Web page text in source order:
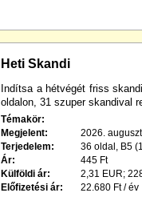
Heti Skandi
Indítsa a hétvégét friss
oldalon, 31 szuper skandival
Témakör:
Megjelent:
2026.
Terjedelem:
36 oldal, B5
Ár:
445 Ft
Külföldi ár:
2,31 EUR;
Előfizetési ár:
22.680 Ft / év